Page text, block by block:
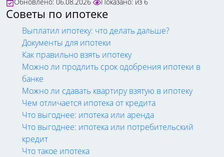
Советы по ипотеке
Выплатил ипотеку: что делать дальше?
Документы для ипотеки
Как правильно взять ипотеку
Можно ли продлить срок одобрения ипотеки в
банке
Можно ли сдавать квартиру взятую в ипотеку
Чем отличается ипотека от кредита
Что выгоднее: ипотека или аренда
Что выгоднее: ипотека или потребительский
кредит
Что такое ипотека